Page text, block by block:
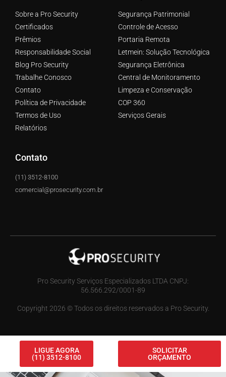
Sobre a Pro Security
Certificados
Prêmios
Responsabilidade Social
Blog Pro Security
Trabalhe Conosco
Contato
Política de Privacidade
Termos de Uso
Relatórios
Segurança Patrimonial
Controle de Acesso
Portaria Remota
Letmein: Solução Tecnológica
Segurança Eletrônica
Central de Monitoramento
Limpeza e Conservação
COP 360
Serviços Gerais
Contato
(11) 3512-8100
comercial@prosecurity.com.br
Pro Security Serviços Especializados LTDA CNPJ:
56.566.292/0001-89
Copyright 2026 © Todos os direitos reservados a Pro Security.
LIGUE AGORA
(11) 3512-8100
SOLICITAR
ORÇAMENTO